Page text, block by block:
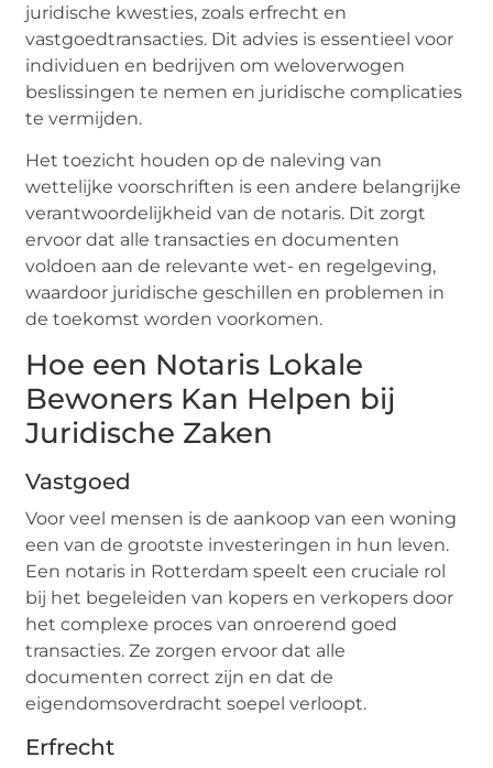
juridische kwesties, zoals erfrecht en
vastgoedtransacties. Dit advies is essentieel voor
individuen en bedrijven om weloverwogen
beslissingen te nemen en juridische complicaties
te vermijden.
Het toezicht houden op de naleving van
wettelijke voorschriften is een andere belangrijke
verantwoordelijkheid van de notaris. Dit zorgt
ervoor dat alle transacties en documenten
voldoen aan de relevante wet- en regelgeving,
waardoor juridische geschillen en problemen in
de toekomst worden voorkomen.
Hoe een Notaris Lokale
Bewoners Kan Helpen bij
Juridische Zaken
Vastgoed
Voor veel mensen is de aankoop van een woning
een van de grootste investeringen in hun leven.
Een notaris in Rotterdam speelt een cruciale rol
bij het begeleiden van kopers en verkopers door
het complexe proces van onroerend goed
transacties. Ze zorgen ervoor dat alle
documenten correct zijn en dat de
eigendomsoverdracht soepel verloopt.
Erfrecht